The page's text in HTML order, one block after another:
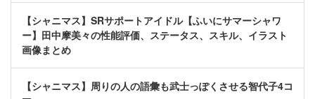
【シャニマス】SRサポートアイドル【ふいにサマーシャワ
ー】田中摩美々の性能評価、ステータス、スキル、イラスト
画像まとめ
【シャニマス】周りの人の語彙も武士っぽくさせる智代子4コ